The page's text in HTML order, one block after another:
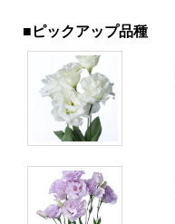
■ピックアップ品種